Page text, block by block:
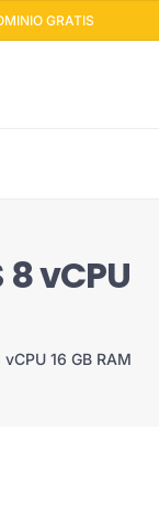
GRATIS
vCPU
16 GB RAM